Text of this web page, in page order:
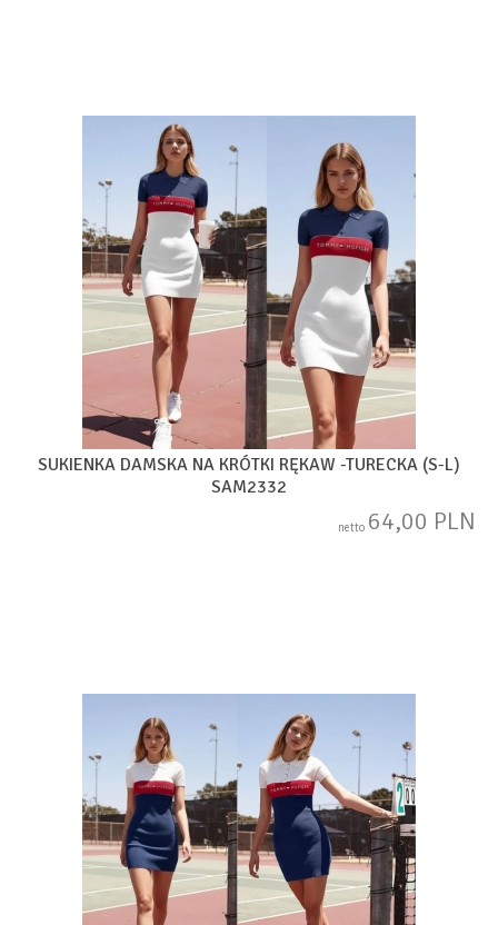
SUKIENKA DAMSKA NA KRÓTKI RĘKAW -TURECKA (S-L)
SAM2332
netto 64,00 PLN